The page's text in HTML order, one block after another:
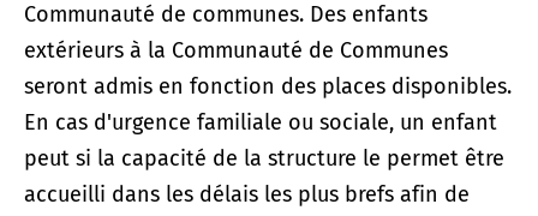
Communauté de communes. Des enfants
extérieurs à la Communauté de Communes
seront admis en fonction des places disponibles.
En cas d'urgence familiale ou sociale, un enfant
peut si la capacité de la structure le permet être
accueilli dans les délais les plus brefs afin de